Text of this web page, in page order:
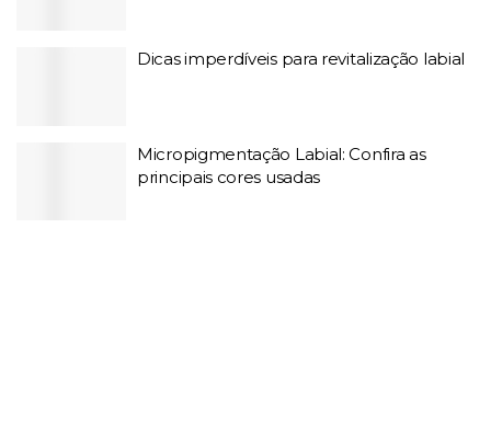
Dicas imperdíveis para revitalização labial
Micropigmentação Labial: Confira as
principais cores usadas